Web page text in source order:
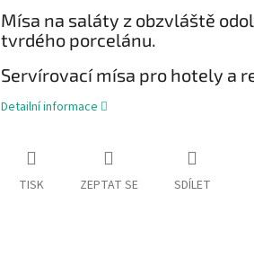
Mísa na saláty z obzvláště
tvrdého porcelánu.
Servírovací mísa pro hotely a
Detailní informace
TISK ZEPTAT SE SDÍLET